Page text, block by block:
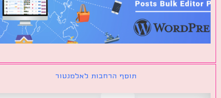
תוסף הרחבות לאלמנטור